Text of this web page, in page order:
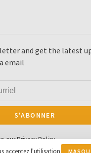
and get the latest
email
S'ABONNER
our Privacy Policy.
acceptez l'utilisation